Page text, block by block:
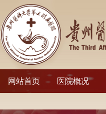
网站首页 医院概况